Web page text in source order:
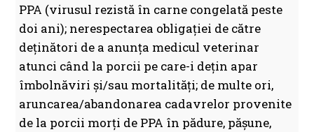
PPA (virusul rezistă în carne congelată peste
doi ani); nerespectarea obligației de către
deţinători de a anunţa medicul veterinar
atunci când la porcii pe care-i deţin apar
îmbolnăviri şi/sau mortalităţi; de multe ori,
aruncarea/abandonarea cadavrelor provenite
de la porcii morţi de PPA în pădure, păşune,